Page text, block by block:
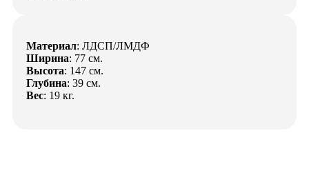
Материал: ЛДСП/ЛМДФ
Ширина: 77 см.
Высота: 147 см.
Глубина: 39 см.
Вес: 19 кг.